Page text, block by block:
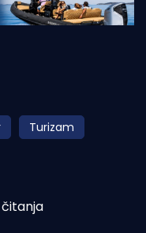
Turizam
čitanja